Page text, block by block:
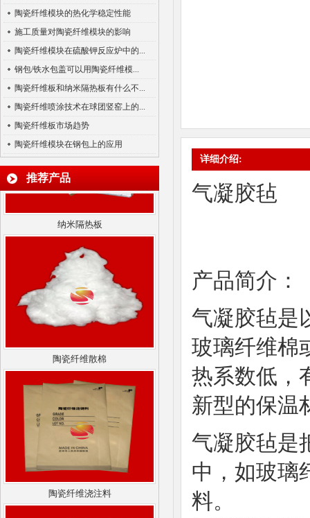
陶瓷纤维模块的热化学稳定性能
施工质量对陶瓷纤维模块的影响
陶瓷纤维模块在硫酸钾反应炉中的...
钢包/铁水包盖可以用陶瓷纤维模...
陶瓷纤维板和纳米隔热板有什么不...
陶瓷纤维喷涂技术在球团竖窑上的...
陶瓷纤维板市场趋势
陶瓷纤维模块在钢包上的应用
推荐产品
硅酸铝陶瓷纤维针刺毯
陶瓷纤维浇注料
详细介绍:
气凝胶毡
产品简介：
气凝胶毡是
玻璃纤维棉
热系数低，
新型的保温
气凝胶毡是
中，如玻璃
料。